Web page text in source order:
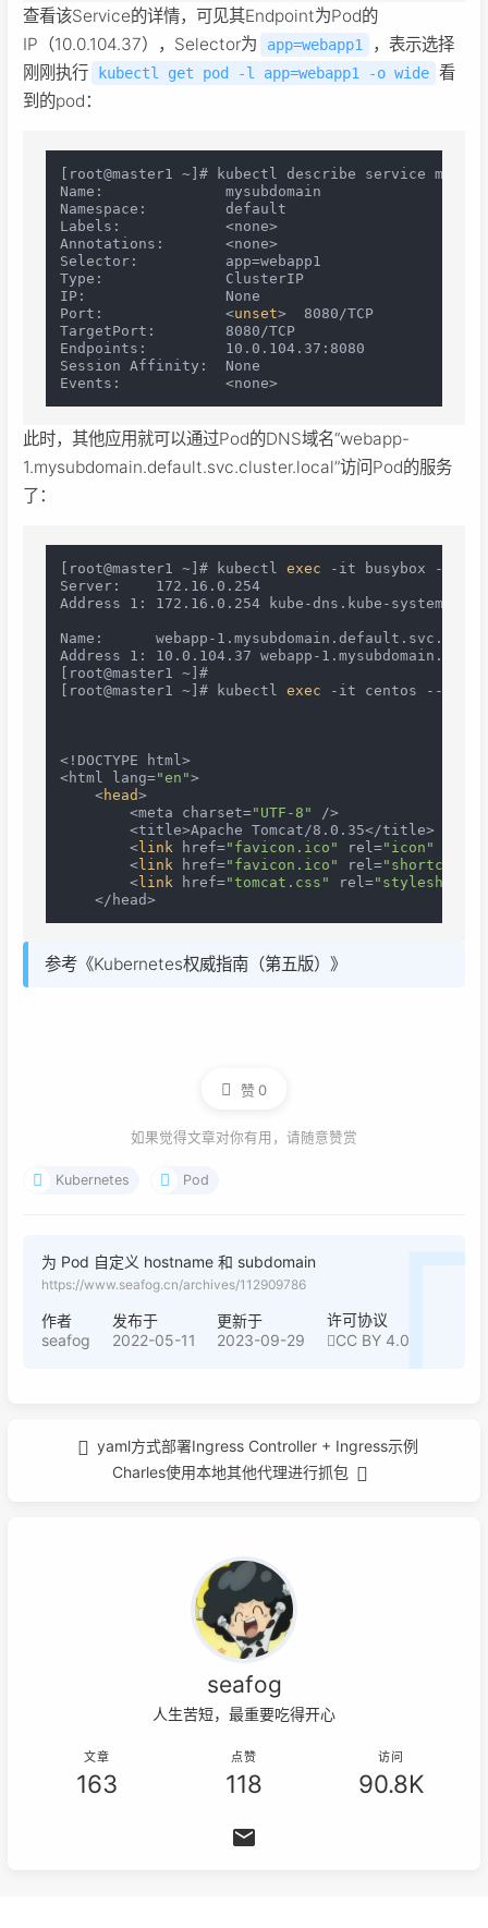
查看该Service的详情，可见其Endpoint为Pod的
IP（10.0.104.37），Selector为
app=webapp1
，表示选择
刚刚执行
kubectl get pod -l app=webapp1 -o wide 看
到的pod：
[root@master1 ~]# kubectl describe service
Name:              mysubdomain
Namespace:         default
Labels:            <none>
Annotations:       <none>
Selector:          app=webapp1
Type:              ClusterIP
IP:                None
Port:              <unset>  8080/TCP
TargetPort:        8080/TCP
Endpoints:         10.0.104.37:8080
Session Affinity:  None
此时，其他应用就可以通过Pod的DNS域名“webapp-
1.mysubdomain.default.svc.cluster.local”访问Pod的服务
了：
[root@master1 ~]# kubectl exec -it busybox --
Server:    172.16.0.254
Address 1: 172.16.0.254 kube-dns.kube-
Name:      webapp-
Address 1: 10.0.104.37 webapp-
[root@master1 ~]#
[root@master1 ~]# kubectl exec -it centos -- curl
<!DOCTYPE html>
<html lang="en">
    <
head>
        <meta charset=
"UTF-8"
/>
        <title>Apache Tomcat/8.0.35</title>
        <
link href="favicon.ico" rel="icon"
        <
link href="favicon.ico" rel="shortcut
        <
link href="tomcat.css" rel="stylesheet"
参考《Kubernetes权威指南（第五版）》
赞0
如果觉得文章对你有用，请随意赞赏
Kubernetes Pod
为 Pod 自定义 hostname 和 subdomain
https://www.seafog.cn/archives/112909786
作者
seafog
发布于
2022-05-11
更新于
2023-09-29
许可协议
CC BY 4.0
yaml方式部署Ingress Controller + Ingress示例
Charles使用本地其他代理进行抓包
seafog
人生苦短，最重要吃得开心
文章
163
点赞
118
访问
90.8K